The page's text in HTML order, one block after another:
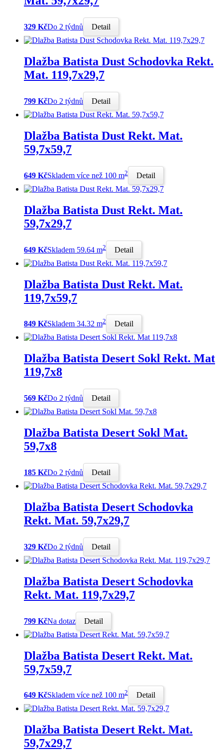
329 KčDo 2 týdnů Detail
Dlažba Batista Dust Schodovka Rekt.
Mat. 119,7x29,7
799 KčDo 2 týdnů Detail
Dlažba Batista Dust Rekt. Mat.
59,7x59,7
649 KčSkladem více než 100 m2 Detail
Dlažba Batista Dust Rekt. Mat.
59,7x29,7
649 KčSkladem 59.64 m2 Detail
Dlažba Batista Dust Rekt. Mat.
119,7x59,7
849 KčSkladem 34.32 m2 Detail
Dlažba Batista Desert Sokl Rekt. Mat
119,7x8
569 KčDo 2 týdnů Detail
Dlažba Batista Desert Sokl Mat.
59,7x8
185 KčDo 2 týdnů Detail
Dlažba Batista Desert Schodovka
Rekt. Mat. 59,7x29,7
329 KčDo 2 týdnů Detail
Dlažba Batista Desert Schodovka
Rekt. Mat. 119,7x29,7
799 KčNa dotaz Detail
Dlažba Batista Desert Rekt. Mat.
59,7x59,7
649 KčSkladem více než 100 m2 Detail
Dlažba Batista Desert Rekt. Mat.
59,7x29,7